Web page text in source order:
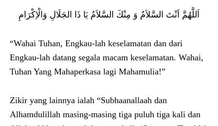
اَللَّهُمَّ اَنْتَ السَّلاَمُ وَ مِنْكَ السَّلاَمُ يَا ذَا الجَلَالِ وَالْاِكْرَامِ
“Wahai Tuhan, Engkau-lah keselamatan dan dari
Engkau-lah datang segala macam keselamatan. Wahai,
Tuhan Yang Mahaperkasa lagi Mahamulia!”
Zikir yang lainnya ialah “Subhaanallaah dan
Alhamdulillah masing-masing tiga puluh tiga kali dan